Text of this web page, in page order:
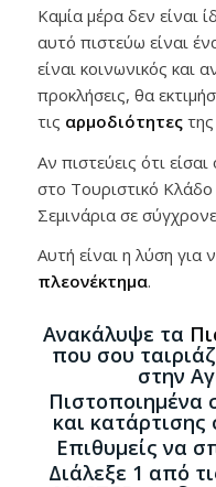
Καμία μέρα δεν είναι
αυτό πιστεύω είναι
είναι κοινωνικός και
προκλήσεις, θα
τις αρμοδιότητεςτης
Αν πιστεύεις ότι είσαι
στο Τουριστικό
Σεμινάρια σε
Αυτή είναι η λύση για
πλεονέκτημα.
Ανακάλυψε τα
που σου
στην
Πιστοποιημένα
και κατάρτισης
Επιθυμείς να
Διάλεξε 1 από